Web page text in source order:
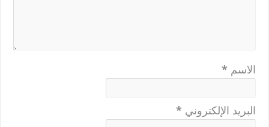
الاسم *
البريد الإلكتروني *